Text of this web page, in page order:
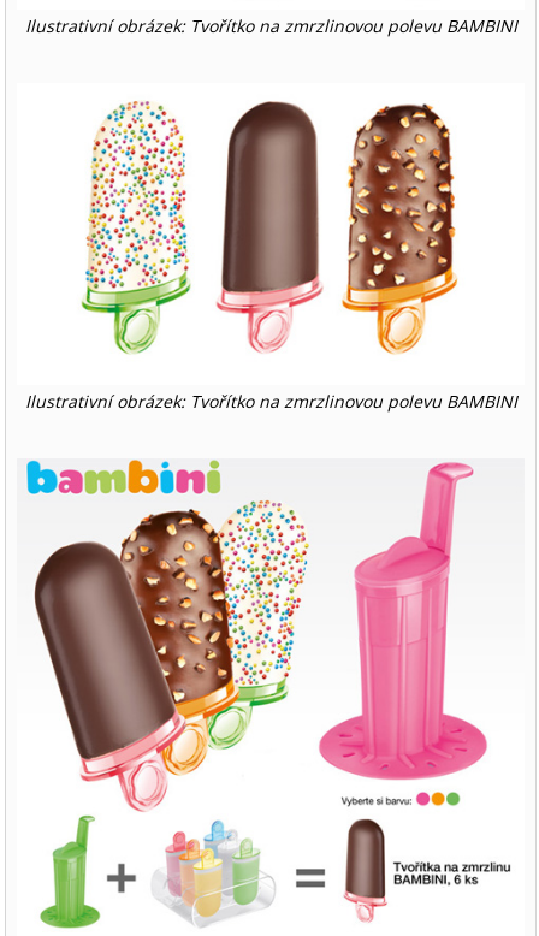
Ilustrativní obrázek: Tvořítko na zmrzlinovou polevu BAMBINI
Ilustrativní obrázek: Tvořítko na zmrzlinovou polevu BAMBINI